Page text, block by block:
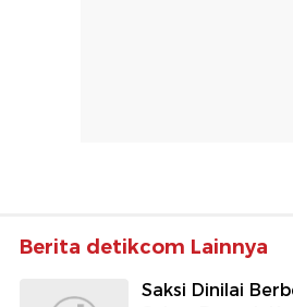
Berita detikcom Lainnya
Saksi Dinilai